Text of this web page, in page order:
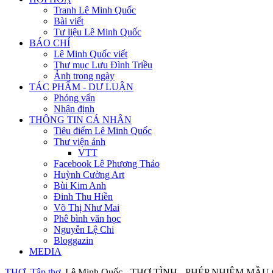
Tranh Lê Minh Quốc
Bài viết
Tư liệu Lê Minh Quốc
BÁO CHÍ
Lê Minh Quốc viết
Thư mục Lưu Đình Triều
Ảnh trong ngày
TÁC PHẨM - DƯ LUẬN
Phỏng vấn
Nhận định
THÔNG TIN CÁ NHÂN
Tiêu điểm Lê Minh Quốc
Thư viện ảnh
VTT
Facebook Lê Phương Thảo
Huỳnh Cường Art
Bùi Kim Anh
Đinh Thu Hiền
Võ Thị Như Mai
Phê bình văn học
Nguyễn Lệ Chi
Bloggazin
MEDIA